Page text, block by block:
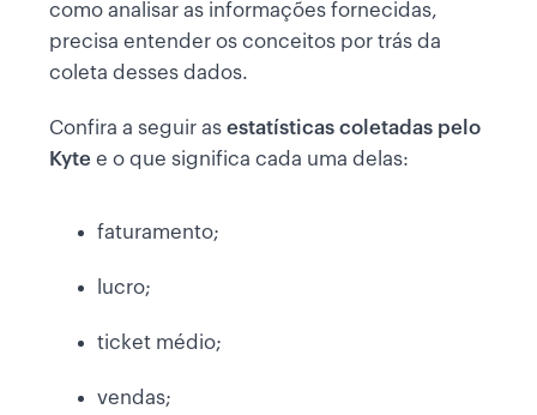
como analisar as informações fornecidas,
precisa entender os conceitos por trás da
coleta desses dados.
Confira a seguir as estatísticas coletadas pelo
Kyte e o que significa cada uma delas:
faturamento;
lucro;
ticket médio;
vendas;